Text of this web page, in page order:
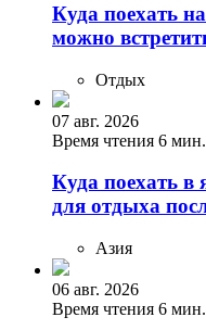
Куда поехать
можно
Отдых
07 авг. 2026
Время чтения 6 мин.
Куда поехать в
для отдыха
Азия
06 авг. 2026
Время чтения 6 мин.